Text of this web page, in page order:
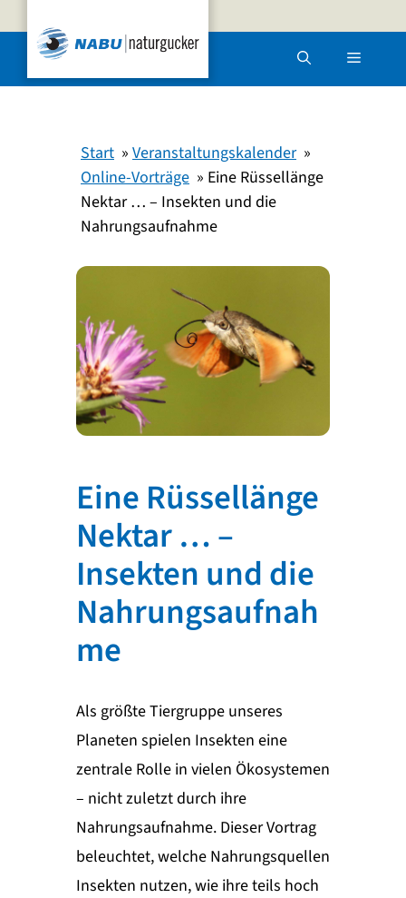
Inhalt
springen
Menü
Start
Veranstaltungskalender
Online-Vorträge
Eine Rüssellänge
Nektar … – Insekten und die
Nahrungsaufnahme
Eine Rüssellänge
Nektar … –
Insekten und die
Nahrungsaufnah
me
Als größte Tiergruppe unseres
Planeten spielen Insekten eine
zentrale Rolle in vielen Ökosystemen
– nicht zuletzt durch ihre
Nahrungsaufnahme. Dieser Vortrag
beleuchtet, welche Nahrungsquellen
Insekten nutzen, wie ihre teils hoch